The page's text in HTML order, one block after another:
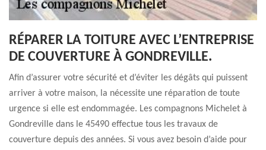
RÉPARER LA TOITURE AVEC L’ENTREPRISE
DE COUVERTURE À GONDREVILLE.
Afin d’assurer votre sécurité et d’éviter les dégâts qui puissent
arriver à votre maison, la nécessite une réparation de toute
urgence si elle est endommagée. Les compagnons Michelet à
Gondreville dans le 45490 effectue tous les travaux de
couverture depuis des années. Si vous avez besoin d’aide pour